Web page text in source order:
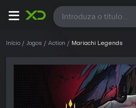
Todas
Início Jogos Action Mariachi Legends